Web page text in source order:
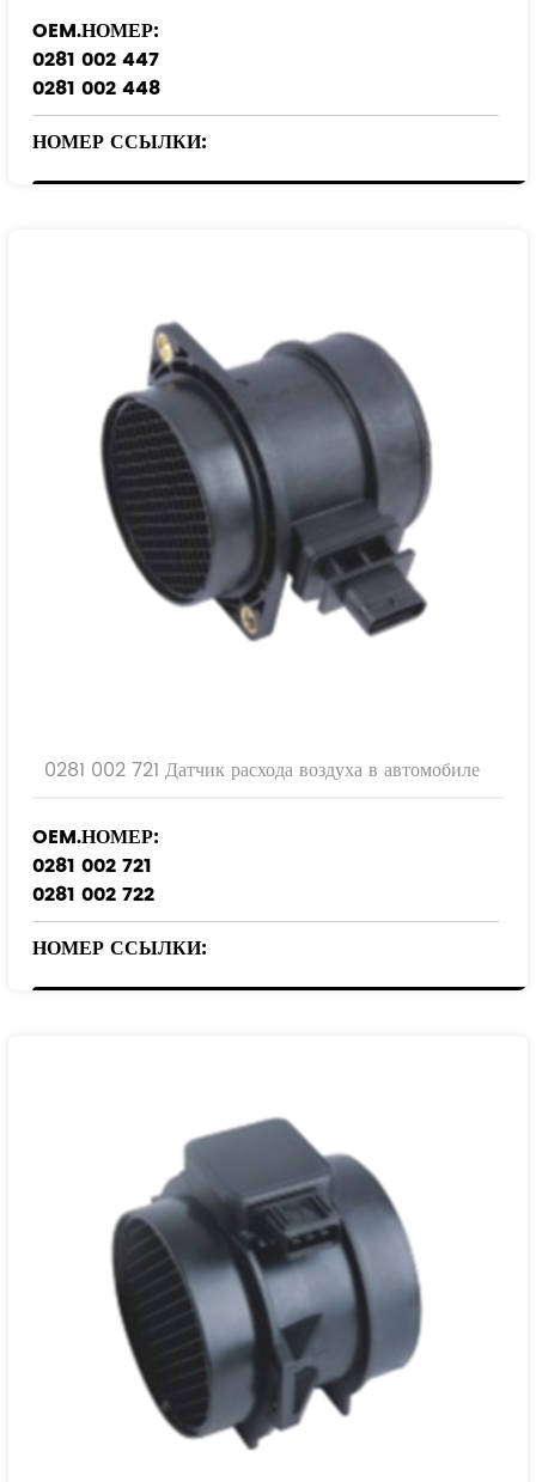
OEM.НОМЕР:
0281 002 447
0281 002 448
НОМЕР ССЫЛКИ:
0281 002 721 Датчик расхода воздуха в автомобиле
OEM.НОМЕР:
0281 002 721
0281 002 722
НОМЕР ССЫЛКИ: